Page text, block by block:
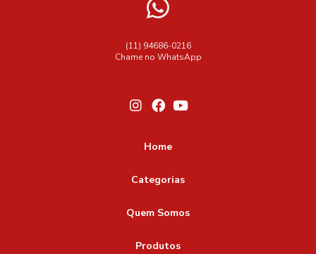
(11) 94686-0216
Chame no WhatsApp
Home
Categorias
Quem Somos
Produtos